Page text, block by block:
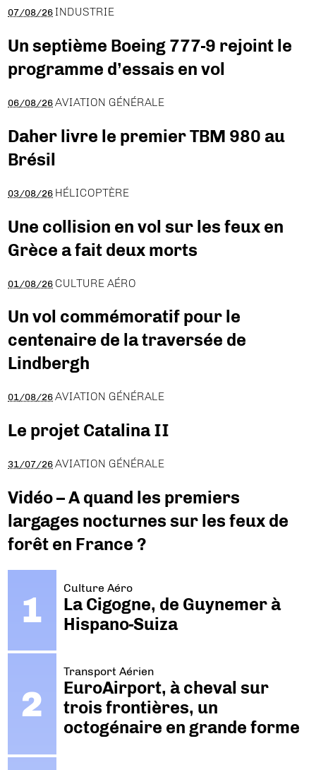
07/08/26 INDUSTRIE
Un septième Boeing 777-9 rejoint le
programme d’essais en vol
06/08/26 AVIATION GÉNÉRALE
Daher livre le premier TBM 980 au
Brésil
03/08/26 HÉLICOPTÈRE
Une collision en vol sur les feux en
Grèce a fait deux morts
01/08/26 CULTURE AÉRO
Un vol commémoratif pour le
centenaire de la traversée de
Lindbergh
01/08/26 AVIATION GÉNÉRALE
Le projet Catalina II
31/07/26 AVIATION GÉNÉRALE
Vidéo – A quand les premiers
largages nocturnes sur les feux de
forêt en France ?
Culture Aéro
La Cigogne, de Guynemer à
Hispano-Suiza
Transport Aérien
EuroAirport, à cheval sur
trois frontières, un
octogénaire en grande forme